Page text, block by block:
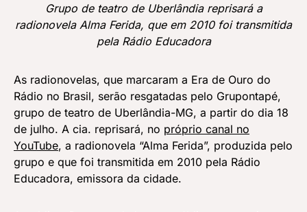
Grupo de teatro de Uberlândia reprisará a
radionovela Alma Ferida, que em 2010 foi transmitida
pela Rádio Educadora
As radionovelas, que marcaram a Era de Ouro do
Rádio no Brasil, serão resgatadas pelo Grupontapé,
grupo de teatro de Uberlândia-MG, a partir do dia 18
de julho. A cia. reprisará, no próprio canal no
YouTube, a radionovela “Alma Ferida”, produzida pelo
grupo e que foi transmitida em 2010 pela Rádio
Educadora, emissora da cidade.